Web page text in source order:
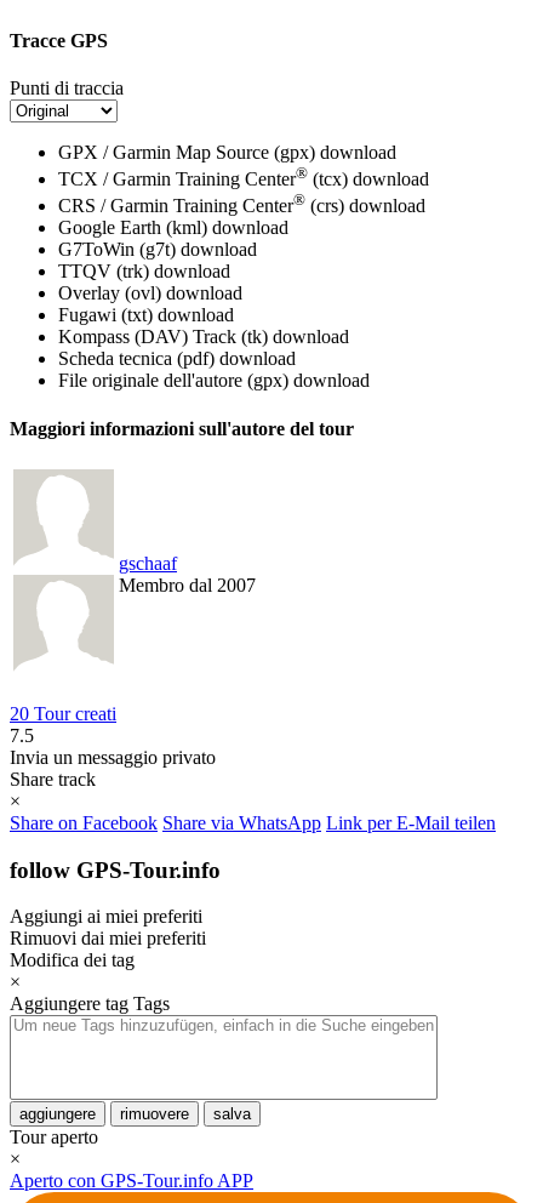
Tracce GPS
Punti di traccia
GPX / Garmin Map Source (gpx) download
TCX / Garmin Training Center® (tcx) download
CRS / Garmin Training Center® (crs) download
Google Earth (kml) download
G7ToWin (g7t) download
TTQV (trk) download
Overlay (ovl) download
Fugawi (txt) download
Kompass (DAV) Track (tk) download
Scheda tecnica (pdf) download
File originale dell'autore (gpx) download
Maggiori informazioni sull'autore del tour
gschaaf
Membro dal 2007
20 Tour creati
7.5
Invia un messaggio privato
Share track
×
Share on Facebook Share via WhatsApp Link per E-Mail teilen
follow GPS-Tour.info
Aggiungi ai miei preferiti
Rimuovi dai miei preferiti
Modifica dei tag
×
Aggiungere tag Tags
aggiungere rimuovere salva
Tour aperto
×
Aperto con GPS-Tour.info APP